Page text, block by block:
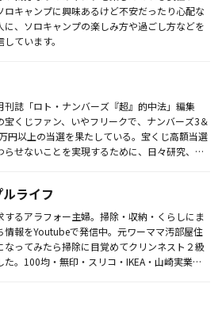
ロキャンプに興味あるけど不安だったり心配な
に、ソロキャンプの楽しみ方や過ごし方などを
ています。
刊誌「ロト・ナンバーズ『超』的中法」編集
宝くじファン、いやフリークで、ナンバーズ3＆
円以上の当選を果たしている。宝くじ高額当選
らせないことを実現するために、日々研究、取
ライフ
するアラフォー主婦。掃除・収納・くらしにま
情報をYoutubeで発信中。元ワーママ汚部屋住
なってみたら掃除に目覚めてクリンネスト２級
た。100均・無印・スリコ・IKEA・山崎実業・